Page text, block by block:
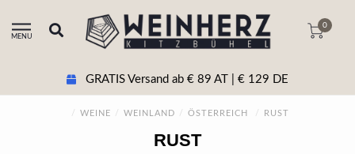
MENU
0
GRATIS Versand ab € 89 AT | € 129 DE
/ WEINE / WEINLAND / ÖSTERREICH / RUST
RUST